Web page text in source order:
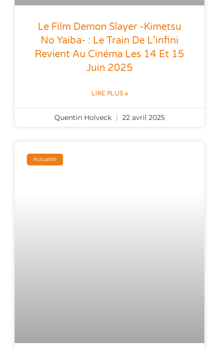
Le Film Demon Slayer -Kimetsu
No Yaiba- : Le Train De L’infini
Revient Au Cinéma Les 14 Et 15
Juin 2025
LIRE PLUS »
Quentin Holveck 22 avril 2025
Actualité